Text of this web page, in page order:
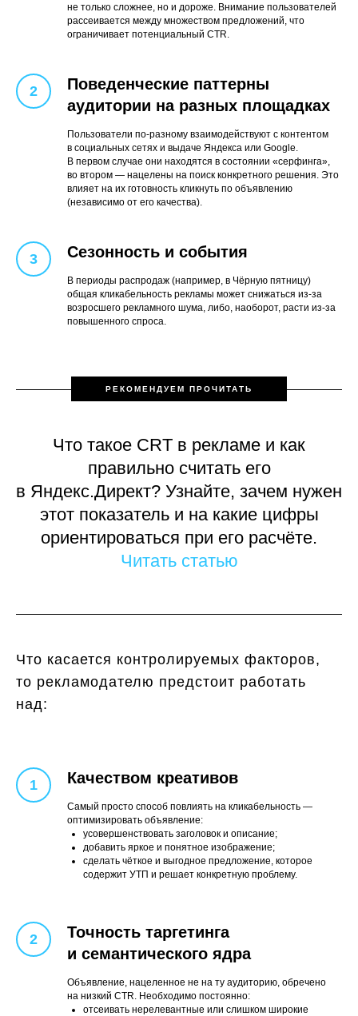
не только сложнее, но и дороже. Внимание пользователей
рассеивается между множеством предложений, что
ограничивает потенциальный CTR.
Поведенческие паттерны
аудитории на разных площадках
Пользователи по-разному взаимодействуют с контентом
в социальных сетях и выдаче Яндекса или Google.
В первом случае они находятся в состоянии «серфинга»,
во втором — нацелены на поиск конкретного решения. Это
влияет на их готовность кликнуть по объявлению
(независимо от его качества).
Сезонность и события
В периоды распродаж (например, в Чёрную пятницу)
общая кликабельность рекламы может снижаться из-за
возросшего рекламного шума, либо, наоборот, расти из-за
повышенного спроса.
РЕКОМЕНДУЕМ ПРОЧИТАТЬ
Что такое CRT в рекламе и как
правильно считать его
в Яндекс.Директ? Узнайте, зачем нужен
этот показатель и на какие цифры
ориентироваться при его расчёте.
Читать статью
Что касается контролируемых факторов,
то рекламодателю предстоит работать
над:
Качеством креативов
Самый просто способ повлиять на кликабельность —
оптимизировать объявление:
усовершенствовать заголовок и описание;
добавить яркое и понятное изображение;
сделать чёткое и выгодное предложение, которое
содержит УТП и решает конкретную проблему.
Точность таргетинга
и семантического ядра
Объявление, нацеленное не на ту аудиторию, обречено
на низкий CTR. Необходимо постоянно:
отсеивать нерелевантные или слишком широкие